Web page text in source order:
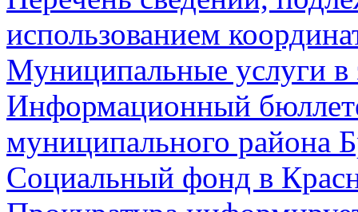
использованием
Муниципальные услуги в
Информационный
муниципального района
Социальный фонд в